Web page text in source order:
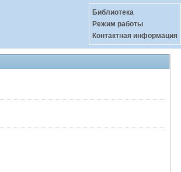
Библиотека
Режим работы
Контактная информация